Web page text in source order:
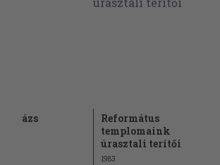
Református
templomaink
úrasztali terítői
1983